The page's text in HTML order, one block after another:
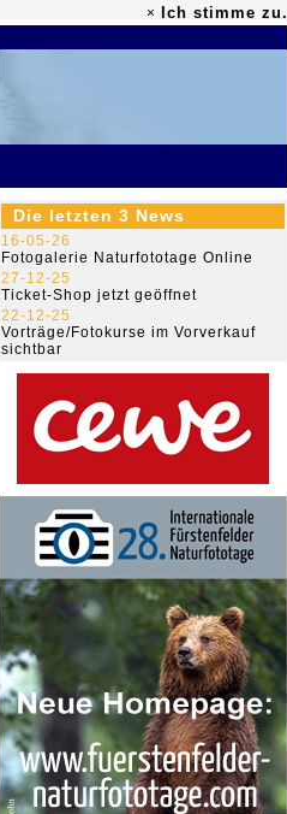
× Ich stimme zu.
Die letzten 3 News
16-05-26
Fotogalerie Naturfototage Online
27-12-25
Ticket-Shop jetzt geöffnet
22-12-25
Vorträge/Fotokurse im Vorverkauf
sichtbar